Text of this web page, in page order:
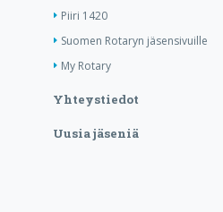
Piiri 1420
Suomen Rotaryn jäsensivuille
My Rotary
Yhteystiedot
Uusia jäseniä